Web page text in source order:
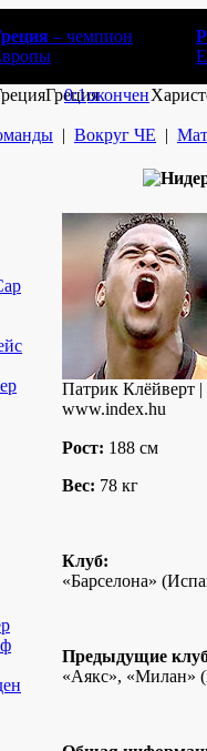
– чемпион
Греция
0:1окончен
| Вокруг ЧЕ |
Патрик Клёйверт |
www.index.hu
Рост: 188 см
Вес: 78 кг
Клуб:
«Барселона»
Предыдущие
«Аякс», «Милан»